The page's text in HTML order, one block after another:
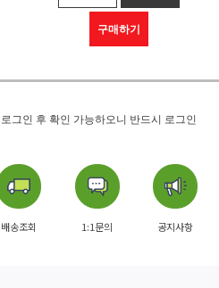
구매하기
그인 후 확인 가능하오니 반드시 로그인
배송조회 1:1문의 공지사항